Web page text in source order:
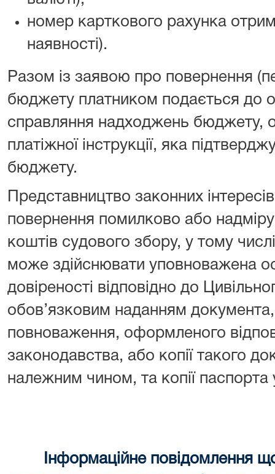
номер карткового рахунка
наявності).
Разом із заявою про повернення
бюджету платником подається до
справляння надходжень бюджету,
платіжної інструкції, яка
бюджету.
Представництво законних
повернення помилково або
коштів судового збору, у тому
може здійснювати уповноважена
довіреності відповідно до
обов’язковим наданням документа,
повноваження, оформленого
законодавства, або копії такого
належним чином, та копії
Інформаційне повідомлення